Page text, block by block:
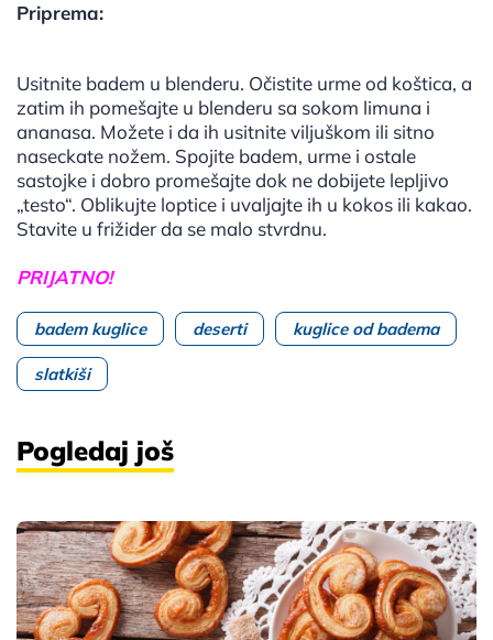
Priprema:
Usitnite badem u blenderu. Očistite urme od koštica, a
zatim ih pomešajte u blenderu sa sokom limuna i
ananasa. Možete i da ih usitnite viljuškom ili sitno
naseckate nožem. Spojite badem, urme i ostale
sastojke i dobro promešajte dok ne dobijete lepljivo
„testo“. Oblikujte loptice i uvaljajte ih u kokos ili kakao.
Stavite u frižider da se malo stvrdnu.
PRIJATNO!
badem kuglice deserti kuglice od badema
slatkiši
Pogledaj još